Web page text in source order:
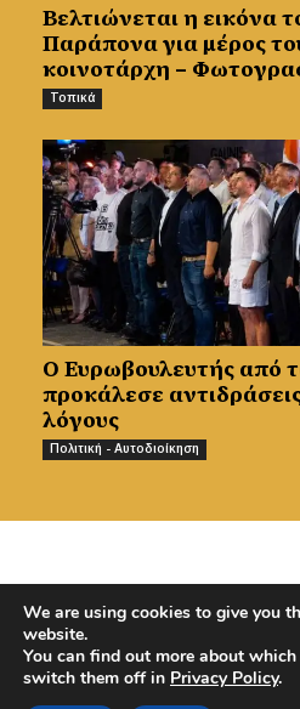
Βελτιώνεται η εικόνα
Παράπονα για μέρος
κοινοτάρχη –
Τοπικά
Ο Ευρωβουλευτής από
προκάλεσε
λόγους
Πολιτική - Αυτοδιοίκηση
PREVIOUS ARTICLE
Κάποιοι ακόμη δεν
γιορτάζουν – Δέντρο με
στολίδια φωτογραφίες
αγνοούμενων – Φώτος
We are using cookies to give you
website.
You can find out more about
switch them off in Privacy Policy.